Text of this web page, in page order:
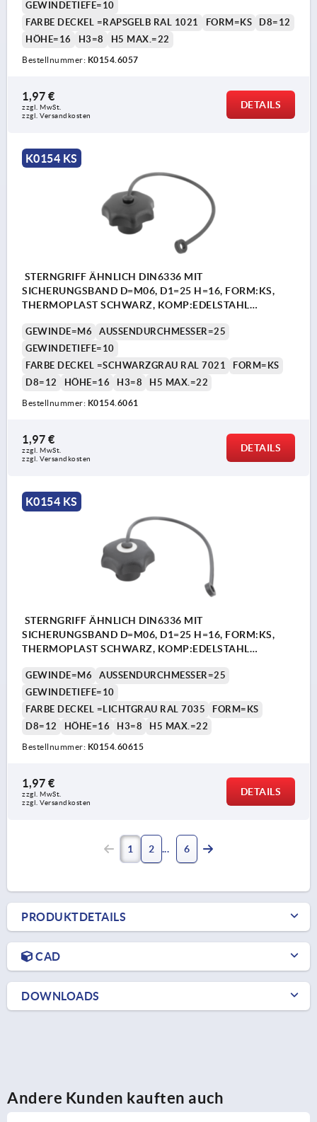
GEWINDETIEFE=10
FARBE DECKEL =RAPSGELB RAL 1021
FORM=KS
D8=12
HÖHE=16
H3=8 H5 MAX.=22
Bestellnummer: K0154.6057
1,97 €
zzgl. MwSt.
zzgl. Versandkosten
DETAILS
K0154 KS
STERNGRIFF ÄHNLICH DIN6336 MIT
SICHERUNGSBAND D=M06, D1=25 H=16, FORM:KS,
THERMOPLAST SCHWARZ, KOMP:EDELSTAHL
GEWINDE=M6
AUSSENDURCHMESSER=25
GEWINDETIEFE=10
FARBE DECKEL =SCHWARZGRAU RAL 7021
FORM=KS
D8=12
HÖHE=16 H3=8 H5 MAX.=22
Bestellnummer: K0154.6061
1,97 €
zzgl. MwSt.
zzgl. Versandkosten
DETAILS
K0154 KS
STERNGRIFF ÄHNLICH DIN6336 MIT
SICHERUNGSBAND D=M06, D1=25 H=16, FORM:KS,
THERMOPLAST SCHWARZ, KOMP:EDELSTAHL
GEWINDE=M6
AUSSENDURCHMESSER=25
GEWINDETIEFE=10
FARBE DECKEL =LICHTGRAU RAL 7035
FORM=KS
D8=12
HÖHE=16 H3=8 H5 MAX.=22
Bestellnummer: K0154.60615
1,97 €
zzgl. MwSt.
zzgl. Versandkosten
DETAILS
1 2 6
PRODUKTDETAILS
CAD
DOWNLOADS
Andere Kunden kauften auch